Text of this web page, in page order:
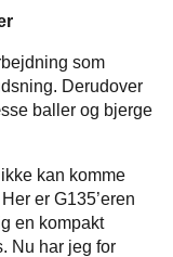
som
Derudover
baller og bjerge
kan komme
er G135’eren
en kompakt
Nu har jeg for